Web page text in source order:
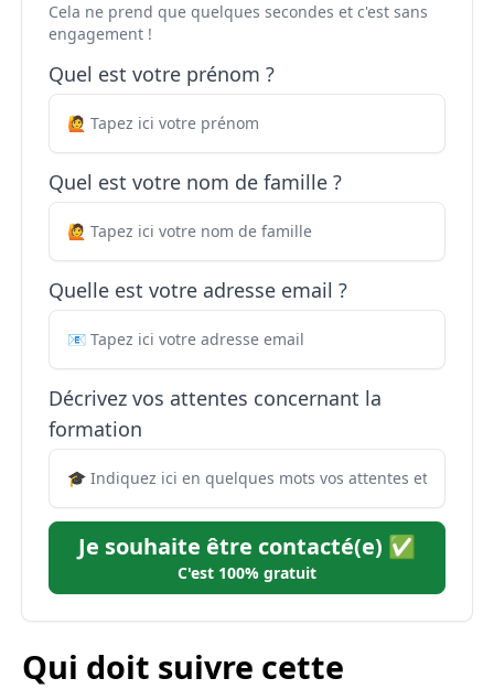
Cela ne prend que quelques secondes et c'est sans
engagement !
Quel est votre prénom ?
Quel est votre nom de famille ?
Quelle est votre adresse email ?
Décrivez vos attentes concernant la
formation
Je souhaite être contacté(e) ✅
C'est 100% gratuit
Qui doit suivre cette